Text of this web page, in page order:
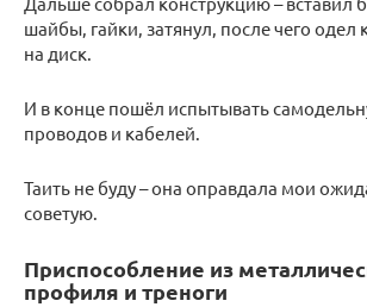
шайбы, гайки, затянул, после чего
на диск.
И в конце пошёл испытывать
проводов и кабелей.
Таить не буду – она оправдала мои
советую.
Приспособление из
профиля и треноги